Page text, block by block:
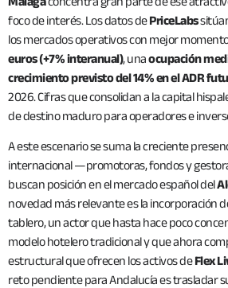
foco de interés. Los datos dePriceLabs
los mercados operativos con mejor
euros (+7% interanual), unaocupación
crecimiento previsto del 14% en el ADR
2026. Cifras que consolidan a la capital
de destino maduro para operadores e
A este escenario se suma la creciente
internacional —promotoras, fondos y
buscan posición en el mercado español del
novedad más relevante es la incorporación
tablero, un actor que hasta hace poco
modelo hotelero tradicional y que ahora
estructural que ofrecen los activos deFlex
reto pendiente para Andalucía es trasladar